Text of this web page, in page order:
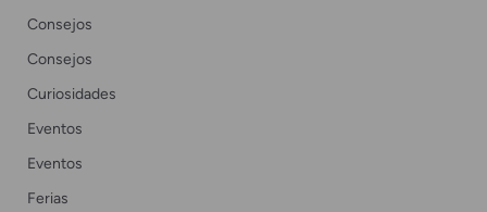
Consejos
Consejos
Curiosidades
Eventos
Eventos
Ferias